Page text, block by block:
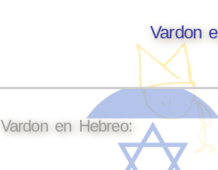
Vardon
Vardon en Hebreo: